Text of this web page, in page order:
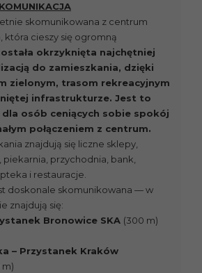
skomunikowana z centrum
która cieszy się ogromną
okrzyknięta najchętniej
do zamieszkania, dzięki
zielonym, trasom rekreacyjnym
infrastrukturze. Jest to
osób ceniących sobie spokój
połączeniem z centrum.
znajdują się liczne sklepy,
piekarnia, przychodnia, bank,
i restauracje.
doskonale skomunikowana — w
znajdują się:
Bronowice SKA (300 m)
– Przystanek Kraków